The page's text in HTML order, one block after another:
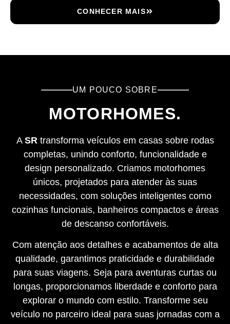
CONHECER MAIS
UM POUCO SOBRE
MOTORHOMES.
A SRtransforma veículos em casas sobre rodas
completas, unindo conforto, funcionalidade e
design personalizado. Criamos motorhomes
únicos, projetados para atender às suas
necessidades, com soluções inteligentes como
cozinhas funcionais, banheiros compactos e áreas
de descanso confortáveis.
Com atenção aos detalhes e acabamentos de alta
qualidade, garantimos praticidade e durabilidade
para suas viagens. Seja para aventuras curtas ou
longas, proporcionamos liberdade e conforto para
explorar o mundo com estilo. Transforme seu
veículo no parceiro ideal para suas jornadas com a